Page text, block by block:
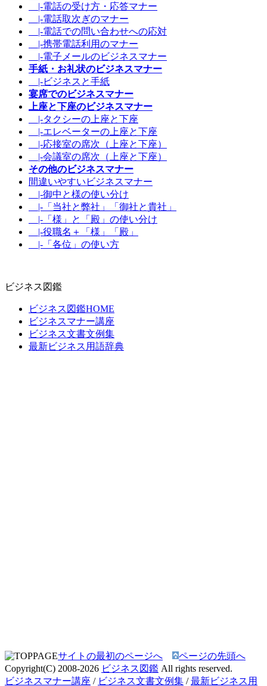
|-電話の受け方・応答マナー
|-電話取次ぎのマナー
|-電話での問い合わせへの応対
|-携帯電話利用のマナー
|-電子メールのビジネスマナー
手紙・お礼状のビジネスマナー
|-ビジネスと手紙
宴席でのビジネスマナー
上座と下座のビジネスマナー
|-タクシーの上座と下座
|-エレベーターの上座と下座
|-応接室の席次（上座と下座）
|-会議室の席次（上座と下座）
その他のビジネスマナー
間違いやすいビジネスマナー
|-御中と様の使い分け
|-「当社と弊社」「御社と貴社」
|-「様」と「殿」の使い分け
|-役職名＋「様」「殿」
|-「各位」の使い方
ビジネス図鑑
ビジネス図鑑HOME
ビジネスマナー講座
ビジネス文書文例集
最新ビジネス用語辞典
サイトの最初のページへ
ページの先頭へ
Copyright(C) 2008-2026 ビジネス図鑑 All rights reserved.
ビジネスマナー講座 / ビジネス文書文例集 /最新ビジネス用